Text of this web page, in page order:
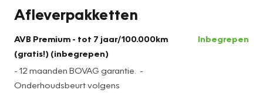
Afleverpakketten
AVB Premium - tot 7 jaar/100.000km
(gratis!) (inbegrepen)
- 12 maanden BOVAG garantie. -
Onderhoudsbeurt volgens
Inbegrepen